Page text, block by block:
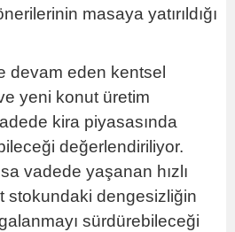
masaya yatırıldığı
devam eden kentsel
yeni konut üretim
kira piyasasında
değerlendiriliyor.
vadede yaşanan hızlı
stokundaki dengesizliğin
sürdürebileceği